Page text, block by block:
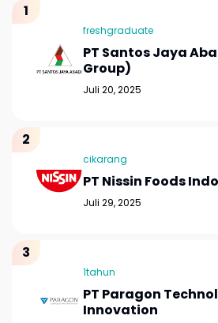
freshgraduate
PT Santos Jaya
Group)
Juli 20, 2025
cikarang
PT Nissin Foods
Juli 29, 2025
1tahun
PT Paragon
Innovation